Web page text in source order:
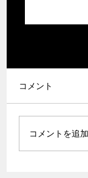
なにわ淀
援記
コメント
コメントを追